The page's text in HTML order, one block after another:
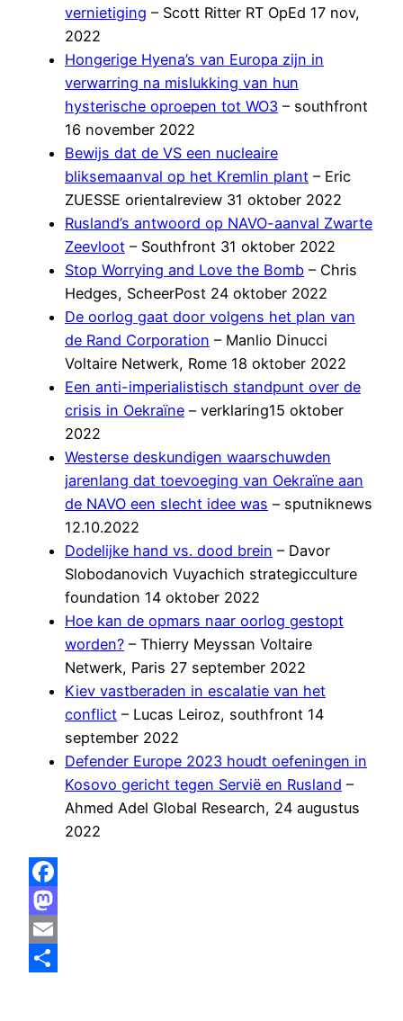
vernietiging – Scott Ritter RT OpEd 17 nov,
2022
Hongerige Hyena’s van Europa zijn in
verwarring na mislukking van hun
hysterische oproepen tot WO3 – southfront
16 november 2022
Bewijs dat de VS een nucleaire
bliksemaanval op het Kremlin plant – Eric
ZUESSE orientalreview 31 oktober 2022
Rusland’s antwoord op NAVO-aanval Zwarte
Zeevloot – Southfront 31 oktober 2022
Stop Worrying and Love the Bomb – Chris
Hedges, ScheerPost 24 oktober 2022
De oorlog gaat door volgens het plan van
de Rand Corporation – Manlio Dinucci
Voltaire Netwerk, Rome 18 oktober 2022
Een anti-imperialistisch standpunt over de
crisis in Oekraïne – verklaring15 oktober
2022
Westerse deskundigen waarschuwden
jarenlang dat toevoeging van Oekraïne aan
de NAVO een slecht idee was – sputniknews
12.10.2022
Dodelijke hand vs. dood brein – Davor
Slobodanovich Vuyachich strategicculture
foundation 14 oktober 2022
Hoe kan de opmars naar oorlog gestopt
worden? – Thierry Meyssan Voltaire
Netwerk, Paris 27 september 2022
Kiev vastberaden in escalatie van het
conflict – Lucas Leiroz, southfront 14
september 2022
Defender Europe 2023 houdt oefeningen in
Kosovo gericht tegen Servië en Rusland –
Ahmed Adel Global Research, 24 augustus
2022
Facebook
Mastodon
Email